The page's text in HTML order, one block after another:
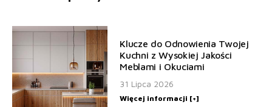
Klucze do Odnowienia Twojej
Kuchni z Wysokiej Jakości
Meblami i Okuciami
31 Lipca 2026
Więcej informacji [+]